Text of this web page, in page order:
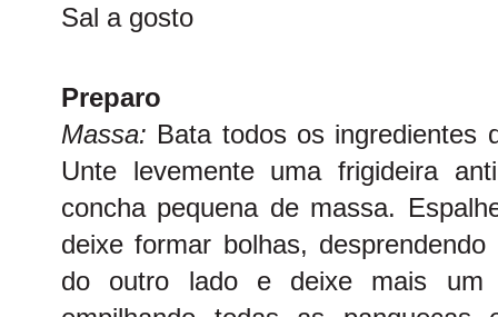
Sal a gosto
Preparo
Massa: Bata todos os ingredientes
Unte levemente uma frigideira
concha pequena de massa.
deixe formar bolhas,
do outro lado e deixe mais um